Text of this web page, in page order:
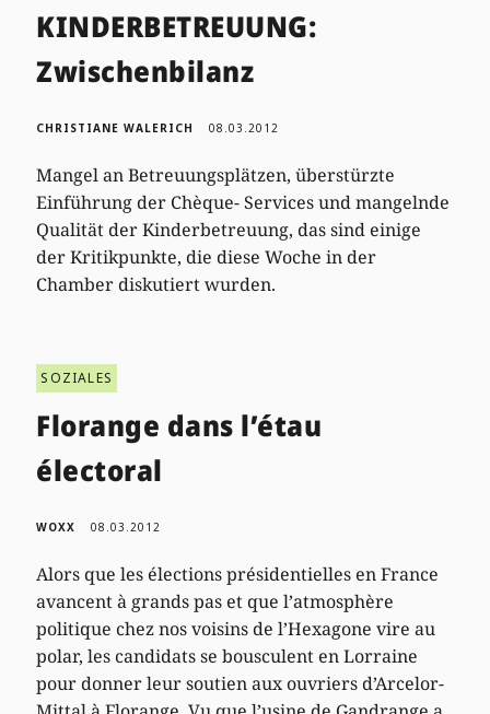
KINDERBETREUUNG:
Zwischenbilanz
CHRISTIANE WALERICH 08.03.2012
Mangel an Betreuungsplätzen, überstürzte
Einführung der Chèque- Services und mangelnde
Qualität der Kinderbetreuung, das sind einige
der Kritikpunkte, die diese Woche in der
Chamber diskutiert wurden.
SOZIALES
Florange dans l’étau
électoral
WOXX 08.03.2012
Alors que les élections présidentielles en France
avancent à grands pas et que l’atmosphère
politique chez nos voisins de l’Hexagone vire au
polar, les candidats se bousculent en Lorraine
pour donner leur soutien aux ouvriers d’Arcelor-